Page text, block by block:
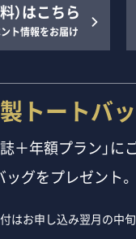
）はこちら
ト情報をお届け
トートバッ
誌＋年額プラン」
ッグをプレゼント。
はお申し込み翌月の中